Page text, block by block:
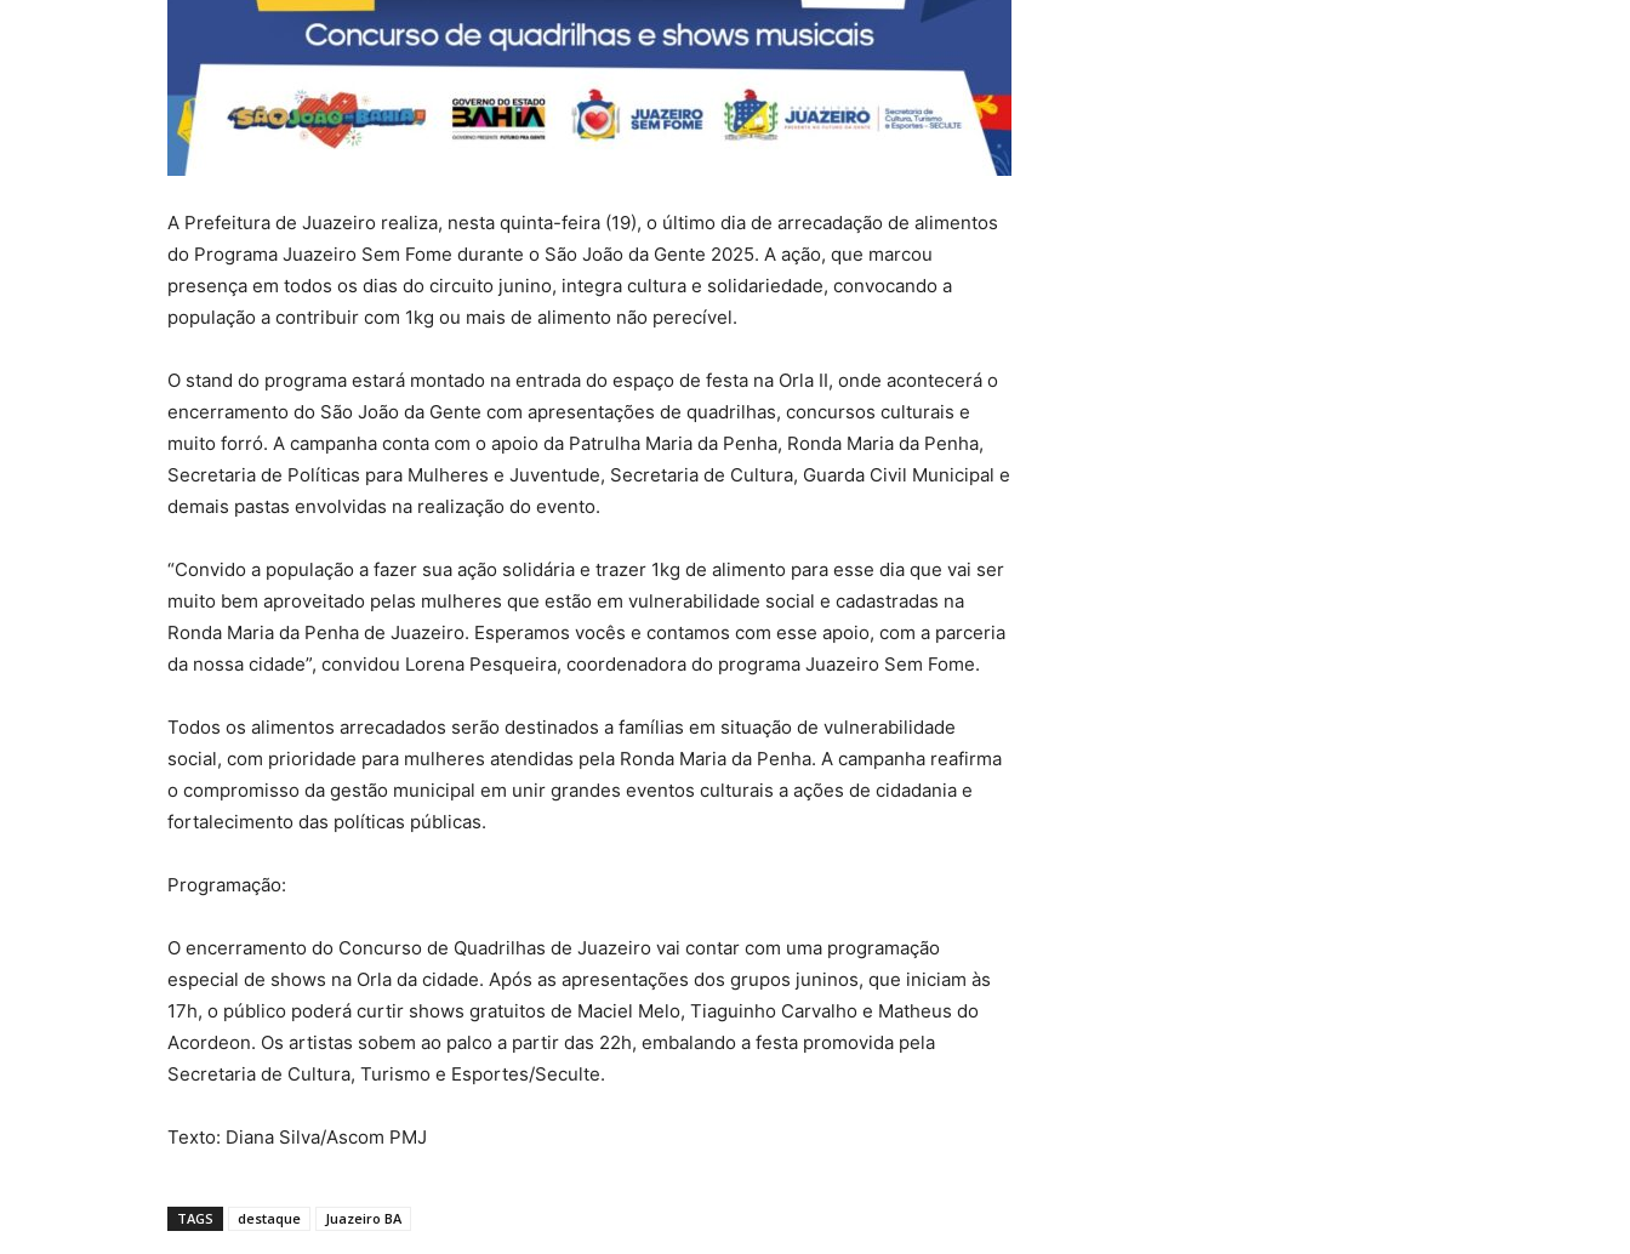
A Prefeitura de Juazeiro realiza, nesta quinta-feira (19), o último dia de arrecadação de alimentos
do Programa Juazeiro Sem Fome durante o São João da Gente 2025. A ação, que marcou
presença em todos os dias do circuito junino, integra cultura e solidariedade, convocando a
população a contribuir com 1kg ou mais de alimento não perecível.
O stand do programa estará montado na entrada do espaço de festa na Orla II, onde acontecerá o
encerramento do São João da Gente com apresentações de quadrilhas, concursos culturais e
muito forró. A campanha conta com o apoio da Patrulha Maria da Penha, Ronda Maria da Penha,
Secretaria de Políticas para Mulheres e Juventude, Secretaria de Cultura, Guarda Civil Municipal e
demais pastas envolvidas na realização do evento.
“Convido a população a fazer sua ação solidária e trazer 1kg de alimento para esse dia que vai ser
muito bem aproveitado pelas mulheres que estão em vulnerabilidade social e cadastradas na
Ronda Maria da Penha de Juazeiro. Esperamos vocês e contamos com esse apoio, com a parceria
da nossa cidade”, convidou Lorena Pesqueira, coordenadora do programa Juazeiro Sem Fome.
Todos os alimentos arrecadados serão destinados a famílias em situação de vulnerabilidade
social, com prioridade para mulheres atendidas pela Ronda Maria da Penha. A campanha reafirma
o compromisso da gestão municipal em unir grandes eventos culturais a ações de cidadania e
fortalecimento das políticas públicas.
Programação:
O encerramento do Concurso de Quadrilhas de Juazeiro vai contar com uma programação
especial de shows na Orla da cidade. Após as apresentações dos grupos juninos, que iniciam às
17h, o público poderá curtir shows gratuitos de Maciel Melo, Tiaguinho Carvalho e Matheus do
Acordeon. Os artistas sobem ao palco a partir das 22h, embalando a festa promovida pela
Secretaria de Cultura, Turismo e Esportes/Seculte.
Texto: Diana Silva/Ascom PMJ
TAGS destaque Juazeiro BA